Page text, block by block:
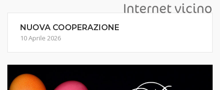
NUOVA COOPERAZIONE
10 Aprile 2026